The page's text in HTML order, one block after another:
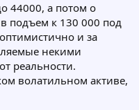
44000, а потом о
подъем к 130 000 под
и за
некими
реальности.
волатильном активе,